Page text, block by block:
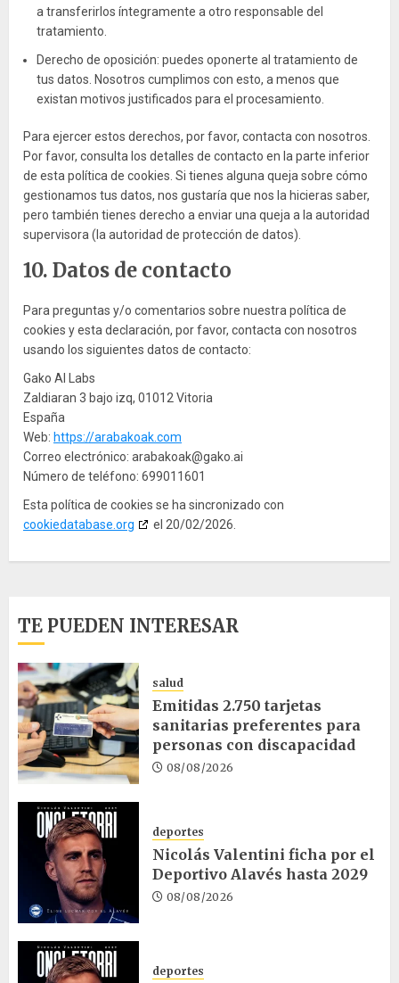
a transferirlos íntegramente a otro responsable del
tratamiento.
Derecho de oposición: puedes oponerte al tratamiento de
tus datos. Nosotros cumplimos con esto, a menos que
existan motivos justificados para el procesamiento.
Para ejercer estos derechos, por favor, contacta con nosotros.
Por favor, consulta los detalles de contacto en la parte inferior
de esta política de cookies. Si tienes alguna queja sobre cómo
gestionamos tus datos, nos gustaría que nos la hicieras saber,
pero también tienes derecho a enviar una queja a la autoridad
supervisora (la autoridad de protección de datos).
10. Datos de contacto
Para preguntas y/o comentarios sobre nuestra política de
cookies y esta declaración, por favor, contacta con nosotros
usando los siguientes datos de contacto:
Gako AI Labs
Zaldiaran 3 bajo izq, 01012 Vitoria
España
Web: https://arabakoak.com
Correo electrónico: arabakoak@gako.ai
Número de teléfono: 699011601
Esta política de cookies se ha sincronizado con
cookiedatabase.org
el 20/02/2026.
TE PUEDEN INTERESAR
salud
Emitidas 2.750 tarjetas
sanitarias preferentes para
personas con discapacidad
08/08/2026
deportes
Nicolás Valentini ficha por el
Deportivo Alavés hasta 2029
08/08/2026
deportes